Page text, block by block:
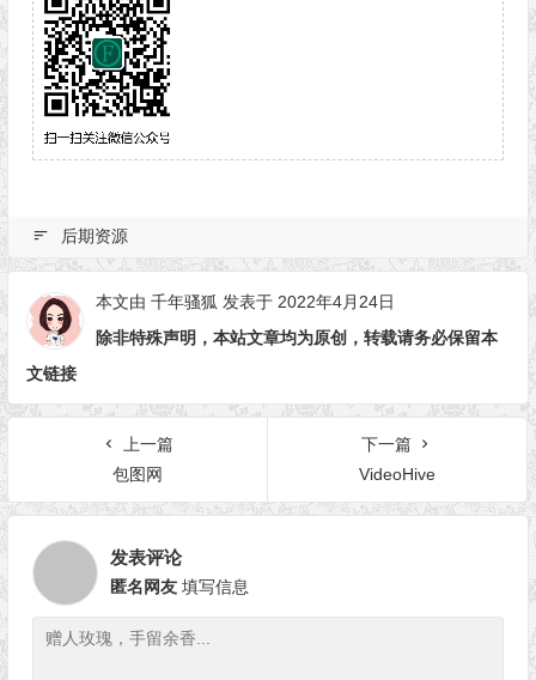
后期资源
本文由 千年骚狐 发表于 2022年4月24日
除非特殊声明，本站文章均为原创，转载请务必保留本
文链接
上一篇
包图网
下一篇
VideoHive
发表评论
匿名网友 填写信息